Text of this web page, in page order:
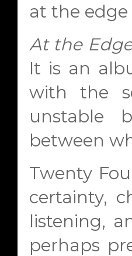
at the
At the
It is an
with the
unstable
between
Twenty
certainty,
listening,
perhaps